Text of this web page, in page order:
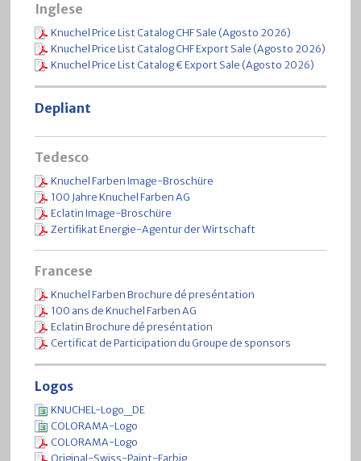
Inglese
Knuchel Price List Catalog CHF Sale (Agosto 2026)
Knuchel Price List Catalog CHF Export Sale (Agosto 2026)
Knuchel Price List Catalog € Export Sale (Agosto 2026)
Depliant
Tedesco
Knuchel Farben Image-Broschüre
100 Jahre Knuchel Farben AG
Eclatin Image-Broschüre
Zertifikat Energie-Agentur der Wirtschaft
Francese
Knuchel Farben Brochure dé preséntation
100 ans de Knuchel Farben AG
Eclatin Brochure dé preséntation
Certificat de Participation du Groupe de sponsors
Logos
KNUCHEL-Logo_DE
COLORAMA-Logo
COLORAMA-Logo
Original-Swiss-Paint-Farbig